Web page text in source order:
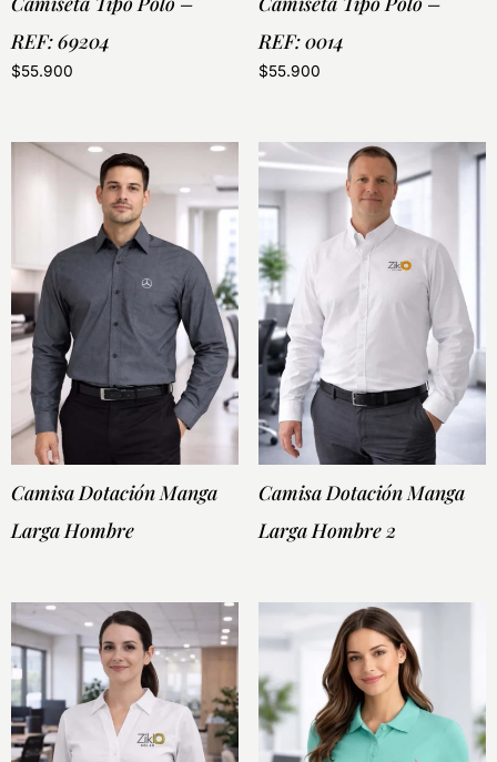
REF: 69204
$55.900
REF: 0014
$55.900
Camisa Dotación Manga
Larga Hombre
Camisa Dotación Manga
Larga Hombre 2